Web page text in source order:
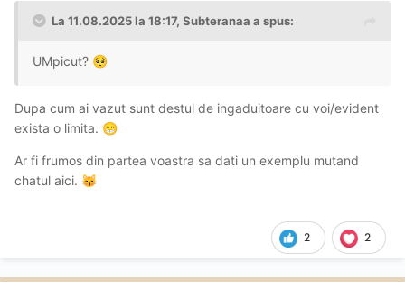
La 11.08.2025 la 18:17, Subteranaa a spus:
UMpicut? 🥺
Dupa cum ai vazut sunt destul de ingaduitoare cu voi/evident
exista o limita. 😁
Ar fi frumos din partea voastra sa dati un exemplu mutand
chatul aici. 😽
2 2